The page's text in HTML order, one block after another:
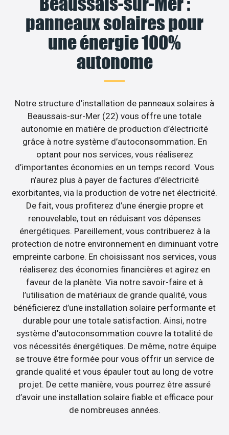
panneaux solaires pour
une énergie 100%
autonome
Notre structure d’installation de panneaux solaires à
Beaussais-sur-Mer (22) vous offre une totale
autonomie en matière de production d’électricité
grâce à notre système d’autoconsommation. En
optant pour nos services, vous réaliserez
d’importantes économies en un temps record. Vous
n’aurez plus à payer de factures d’électricité
exorbitantes, via la production de votre net électricité.
De fait, vous profiterez d’une énergie propre et
renouvelable, tout en réduisant vos dépenses
énergétiques. Pareillement, vous contribuerez à la
protection de notre environnement en diminuant votre
empreinte carbone. En choisissant nos services, vous
réaliserez des économies financières et agirez en
faveur de la planète. Via notre savoir-faire et à
l’utilisation de matériaux de grande qualité, vous
bénéficierez d’une installation solaire performante et
durable pour une totale satisfaction. Ainsi, notre
système d’autoconsommation couvre la totalité de
vos nécessités énergétiques. De même, notre équipe
se trouve être formée pour vous offrir un service de
grande qualité et vous épauler tout au long de votre
projet. De cette manière, vous pourrez être assuré
d’avoir une installation solaire fiable et efficace pour
de nombreuses années.